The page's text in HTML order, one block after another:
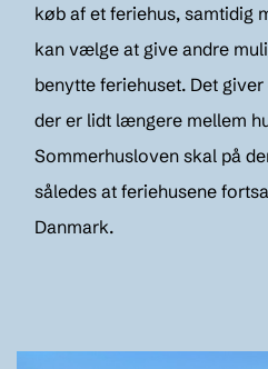
køb af et feriehus, samtidig
kan vælge at give andre
benytte feriehuset. Det
der er lidt længere mellem
Sommerhusloven skal på
således at feriehusene
Danmark.